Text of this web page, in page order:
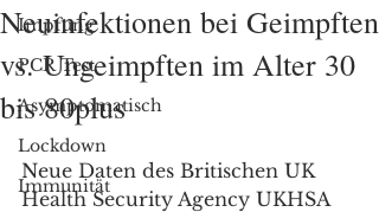
Impfung
PCR Test
Asymptomatisch
Lockdown
Immunität
Neuinfektionen bei Geimpften
vs. Ungeimpften im Alter 30
bis 80plus
Neue Daten des Britischen UK
Health Security Agency UKHSA